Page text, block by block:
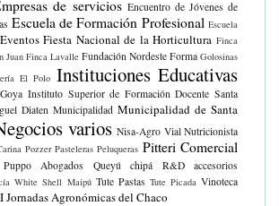
de servicios Encuentro de Jóvenes de
Escuela de Formación Profesional Escuela
Fiesta Nacional de la Horticultura Finca
Juan Finca Lavalle Fundación Nordeste Forma Golosinas
El Polo Instituciones Educativas
Instituto Superior de Formación Docente Santa
Diaten Municipalidad Municipalidad de Santa
varios Nisa-Agro Vial Nutricionista
Pozzer Pasteleras Peluqueras Pitteri Comercial
Puppo Abogados Queyú chipá R&D accesorios
White Shell Maipú Tute Pastas Tute Picada Vinoteca
Agronómicas del Chaco